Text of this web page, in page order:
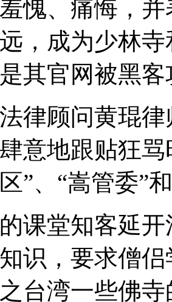
愧、痛悔，
远，成为少林
其官网被黑
律顾问黄琨
意地跟贴狂
”、“嵩管委”
课堂知客延
识，要求僧
台湾一些佛